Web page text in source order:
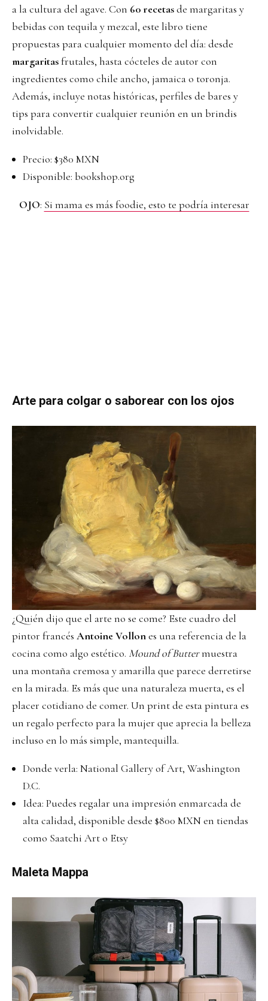
a la cultura del agave. Con 60recetasde margaritas y
bebidas con tequila y mezcal, este libro tiene
propuestas para cualquier momento del día: desde
margaritasfrutales, hasta cócteles de autor con
ingredientes como chile ancho, jamaica o toronja.
Además, incluye notas históricas, perfiles de bares y
tips para convertir cualquier reunión en un brindis
inolvidable.
Precio: $380 MXN
Disponible: bookshop.org
OJO: Si mama es más foodie, esto te podría interesar
Arte para colgar o saborear con los ojos
¿Quién dijo que el arte no se come? Este cuadro del
pintor francés Antoine Vollones una referencia de la
cocina como algo estético. Mound of Buttermuestra
una montaña cremosa y amarilla que parece derretirse
en la mirada. Es más que una naturaleza muerta, es el
placer cotidiano de comer. Un print de esta pintura es
un regalo perfecto para la mujer que aprecia la belleza
incluso en lo más simple, mantequilla.
Donde verla: National Gallery of Art, Washington
D.C.
Idea: Puedes regalar una impresión enmarcada de
alta calidad, disponible desde $800 MXN en tiendas
como Saatchi Art o Etsy
Maleta Mappa